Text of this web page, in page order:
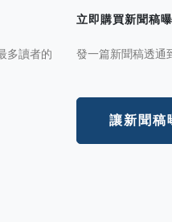
多讀者的
立即購買新聞稿
發一篇新聞稿透通
讓新聞稿